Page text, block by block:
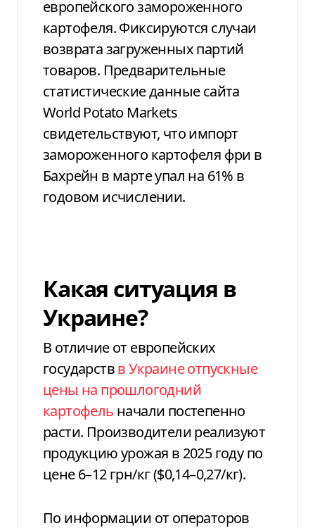
европейского замороженного
картофеля. Фиксируются случаи
возврата загруженных партий
товаров. Предварительные
статистические данные сайта
World Potato Markets
свидетельствуют, что импорт
замороженного картофеля фри в
Бахрейн в марте упал на 61% в
годовом исчислении.
Какая ситуация в
Украине?
В отличие от европейских
государствв Украине отпускные
цены на прошлогодний
картофель начали постепенно
расти. Производители реализуют
продукцию урожая в 2025 году по
цене 6–12 грн/кг ($0,14–0,27/кг).
По информации от операторов